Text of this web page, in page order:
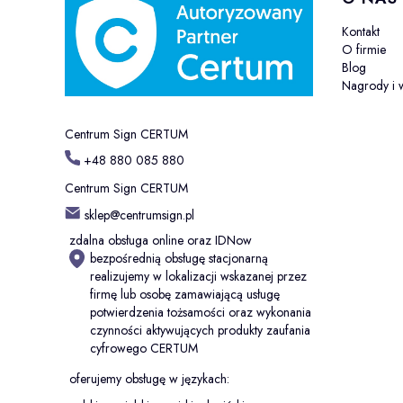
Centrum Sign CERTUM
+48 880 085 880
Centrum Sign CERTUM
sklep@centrumsign.pl
zdalna obsługa online oraz IDNow
bezpośrednią obsługę stacjonarną
realizujemy w lokalizacji wskazanej przez
firmę lub osobę zamawiającą usługę
potwierdzenia tożsamości oraz wykonania
czynności aktywujących produkty zaufania
cyfrowego CERTUM
oferujemy obsługę w językach:
Kontakt
O firmie
Blog
Nagrody i